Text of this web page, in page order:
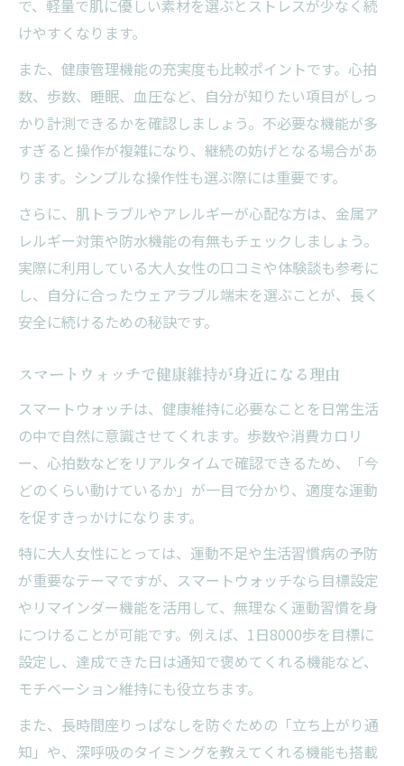
で、軽量で肌に優しい素材を選ぶとストレスが少なく続
けやすくなります。
また、健康管理機能の充実度も比較ポイントです。心拍
数、歩数、睡眠、血圧など、自分が知りたい項目がしっ
かり計測できるかを確認しましょう。不必要な機能が多
すぎると操作が複雑になり、継続の妨げとなる場合があ
ります。シンプルな操作性も選ぶ際には重要です。
さらに、肌トラブルやアレルギーが心配な方は、金属ア
レルギー対策や防水機能の有無もチェックしましょう。
実際に利用している大人女性の口コミや体験談も参考に
し、自分に合ったウェアラブル端末を選ぶことが、長く
安全に続けるための秘訣です。
スマートウォッチで健康維持が身近になる理由
スマートウォッチは、健康維持に必要なことを日常生活
の中で自然に意識させてくれます。歩数や消費カロリ
ー、心拍数などをリアルタイムで確認できるため、「今
どのくらい動けているか」が一目で分かり、適度な運動
を促すきっかけになります。
特に大人女性にとっては、運動不足や生活習慣病の予防
が重要なテーマですが、スマートウォッチなら目標設定
やリマインダー機能を活用して、無理なく運動習慣を身
につけることが可能です。例えば、1日8000歩を目標に
設定し、達成できた日は通知で褒めてくれる機能など、
モチベーション維持にも役立ちます。
また、長時間座りっぱなしを防ぐための「立ち上がり通
知」や、深呼吸のタイミングを教えてくれる機能も搭載